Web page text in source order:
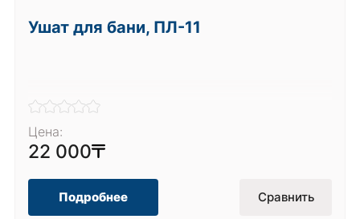
Ушат для бани, ПЛ-11
Цена:
22 000
Подробнее Сравнить